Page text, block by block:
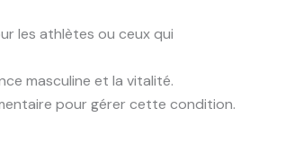
les athlètes ou ceux qui
masculine et la vitalité.
pour gérer cette condition.